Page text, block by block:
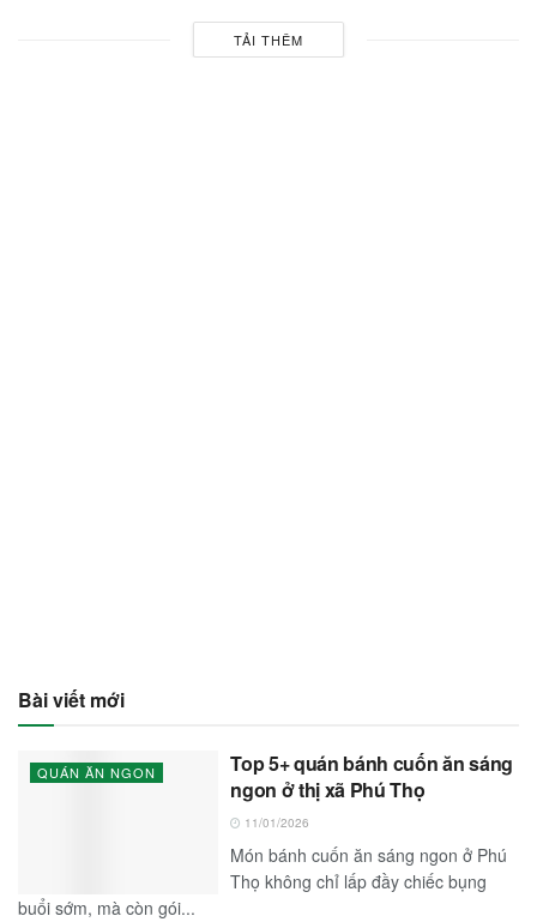
TẢI THÊM
Bài viết mới
QUÁN ĂN NGON
Top 5+ quán bánh cuốn ăn sáng
ngon ở thị xã Phú Thọ
11/01/2026
Món bánh cuốn ăn sáng ngon ở Phú
Thọ không chỉ lấp đầy chiếc bụng
buổi sớm, mà còn gói...